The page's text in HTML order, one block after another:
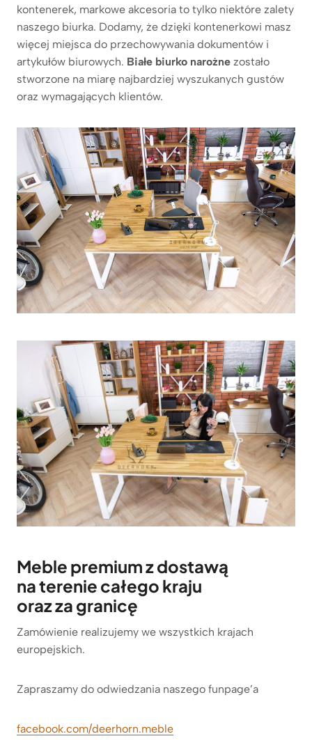
kontenerek, markowe akcesoria to tylko niektóre zalety
naszego biurka. Dodamy, że dzięki kontenerkowi masz
więcej miejsca do przechowywania dokumentów i
artykułów biurowych. Białe biurko narożne zostało
stworzone na miarę najbardziej wyszukanych gustów
oraz wymagających klientów.
Meble premium z dostawą
na terenie całego kraju
oraz za granicę
Zamówienie realizujemy we wszystkich krajach
europejskich.
Zapraszamy do odwiedzania naszego funpage’a
facebook.com/deerhorn.meble